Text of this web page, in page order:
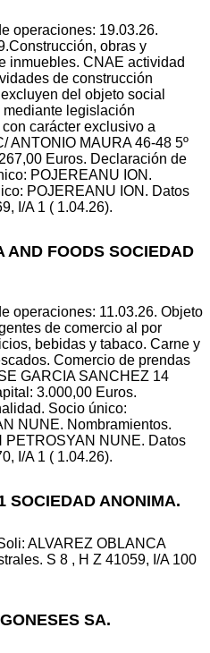
operaciones: 19.03.26.
obras y
inmuebles. CNAE actividad
de construcción
del objeto social
legislación
carácter exclusivo a
ANTONIO MAURA 46-48 5º
Euros. Declaración de
POJEREANU ION.
POJEREANU ION. Datos
I/A 1 ( 1.04.26).
AND FOODS SOCIEDAD
operaciones: 11.03.26. Objeto
de comercio al por
bebidas y tabaco. Carne y
Comercio de prendas
GARCIA SANCHEZ 14
3.000,00 Euros.
Socio único:
NUNE. Nombramientos.
PETROSYAN NUNE. Datos
I/A 1 ( 1.04.26).
SOCIEDAD ANONIMA.
ALVAREZ OBLANCA
S 8 , H Z 41059, I/A 100
SA.